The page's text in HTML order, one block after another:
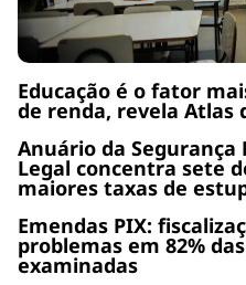
Educação é o fator
de renda, revela Atlas
Anuário da Segurança
Legal concentra sete
maiores taxas de
Emendas PIX:
problemas em 82%
examinadas